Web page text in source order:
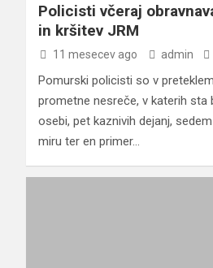
Policisti včeraj
in kršitev JRM
11 mesecev ago admin
Pomurski policisti so v
prometne nesreče, v katerih sta
osebi, pet kaznivih dejanj,
miru ter en primer…